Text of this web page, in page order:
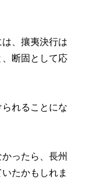
、攘夷決行は
断固として応
れることにな
ったら、長州
たかもしれま